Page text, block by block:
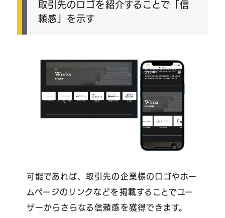
取引先のロゴを紹介することで「信
頼感」を示す
可能であれば、取引先の企業様のロゴやホー
ムページのリンクなどを掲載することでユー
ザーからさらなる信頼感を獲得できます。